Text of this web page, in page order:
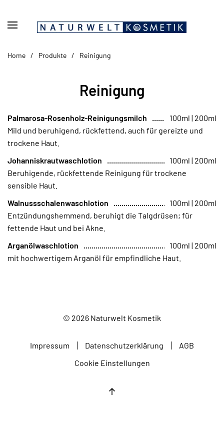
Zum Hauptinhalt springen
Home Produkte Reinigung
Reinigung
Palmarosa-Rosenholz-Reinigungsmilch
100ml | 200ml
Mild und beruhigend, rückfettend, auch für gereizte und
trockene Haut.
Johanniskrautwaschlotion
100ml | 200ml
Beruhigende, rückfettende Reinigung für trockene
sensible Haut.
Walnussschalenwaschlotion
100ml | 200ml
Entzündungshemmend, beruhigt die Talgdrüsen; für
fettende Haut und bei Akne.
Arganölwaschlotion
100ml | 200ml
mit hochwertigem Arganöl für empfindliche Haut.
© 2026 Naturwelt Kosmetik
Impressum Datenschutzerklärung
AGB
Cookie Einstellungen